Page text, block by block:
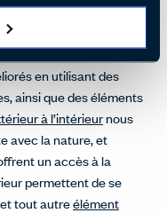
sociaux viendront
en utilisant des
ainsi que des éléments
à l’intérieurnous
avec la nature, et
un accès à la
permettent de se
tout autreélément